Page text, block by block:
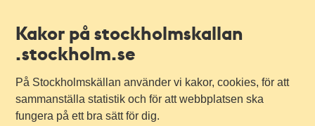
Kakor på stockholmskallan
.stockholm.se
På Stockholmskällan använder vi kakor, cookies, för att
sammanställa statistik och för att webbplatsen ska
fungera på ett bra sätt för dig.